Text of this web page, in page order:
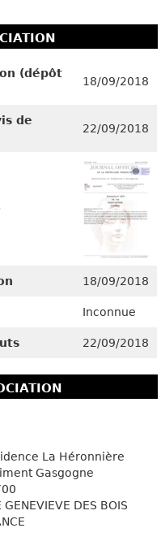
(dépôt
18/09/2018
de
22/09/2018
18/09/2018
Inconnue
22/09/2018
La Héronnière
Gasgogne
GENEVIEVE DES BOIS